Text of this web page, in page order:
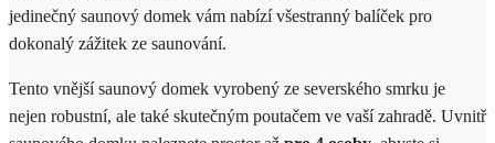
jedinečný saunový domek vám nabízí všestranný balíček pro
dokonalý zážitek ze saunování.
Tento vnější saunový domek vyrobený ze severského smrku je
nejen robustní, ale také skutečným poutačem ve vaší zahradě. Uvnitř